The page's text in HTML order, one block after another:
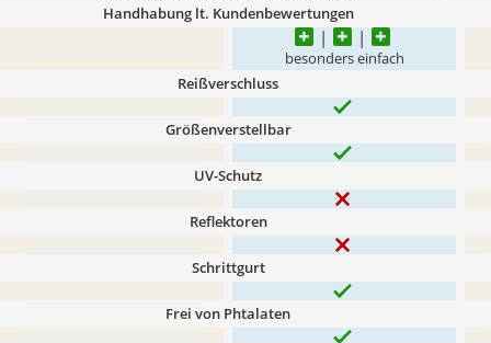
Handhabung lt. Kundenbewertungen
besonders einfach
Reißverschluss
Größenverstellbar
UV-Schutz
Reflektoren
Schrittgurt
Frei von Phtalaten